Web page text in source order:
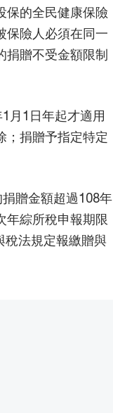
保的全民健康保險
保險人必須在同一
捐贈不受金額限制
月1日年起才適用
；捐贈予指定特定
贈金額超過108年
年綜所稅申報期限
稅法規定報繳贈與